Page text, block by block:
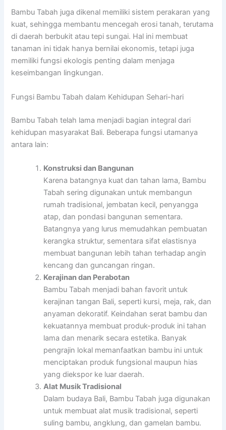
Bambu Tabah juga dikenal memiliki sistem perakaran yang
kuat, sehingga membantu mencegah erosi tanah, terutama
di daerah berbukit atau tepi sungai. Hal ini membuat
tanaman ini tidak hanya bernilai ekonomis, tetapi juga
memiliki fungsi ekologis penting dalam menjaga
keseimbangan lingkungan.
Fungsi Bambu Tabah dalam Kehidupan Sehari-hari
Bambu Tabah telah lama menjadi bagian integral dari
kehidupan masyarakat Bali. Beberapa fungsi utamanya
antara lain:
Konstruksi dan Bangunan
Karena batangnya kuat dan tahan lama, Bambu
Tabah sering digunakan untuk membangun
rumah tradisional, jembatan kecil, penyangga
atap, dan pondasi bangunan sementara.
Batangnya yang lurus memudahkan pembuatan
kerangka struktur, sementara sifat elastisnya
membuat bangunan lebih tahan terhadap angin
kencang dan guncangan ringan.
Kerajinan dan Perabotan
Bambu Tabah menjadi bahan favorit untuk
kerajinan tangan Bali, seperti kursi, meja, rak, dan
anyaman dekoratif. Keindahan serat bambu dan
kekuatannya membuat produk-produk ini tahan
lama dan menarik secara estetika. Banyak
pengrajin lokal memanfaatkan bambu ini untuk
menciptakan produk fungsional maupun hias
yang diekspor ke luar daerah.
Alat Musik Tradisional
Dalam budaya Bali, Bambu Tabah juga digunakan
untuk membuat alat musik tradisional, seperti
suling bambu, angklung, dan gamelan bambu.